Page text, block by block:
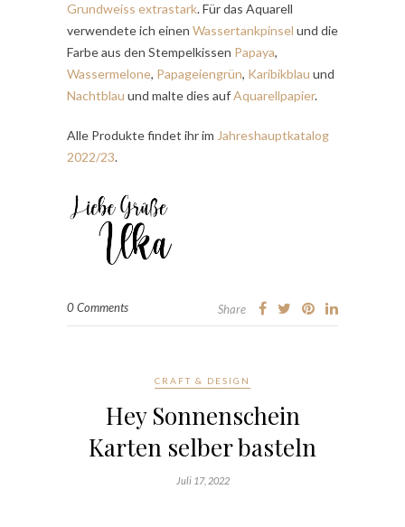
Grundweiss extrastark. Für das Aquarell
verwendete ich einen Wassertankpinsel und die
Farbe aus den Stempelkissen Papaya,
Wassermelone, Papageiengrün, Karibikblau und
Nachtblau und malte dies aufAquarellpapier.
Alle Produkte findet ihr im Jahreshauptkatalog
2022/23.
0 Comments Share
CRAFT & DESIGN
Hey Sonnenschein
Karten selber basteln
Juli 17, 2022